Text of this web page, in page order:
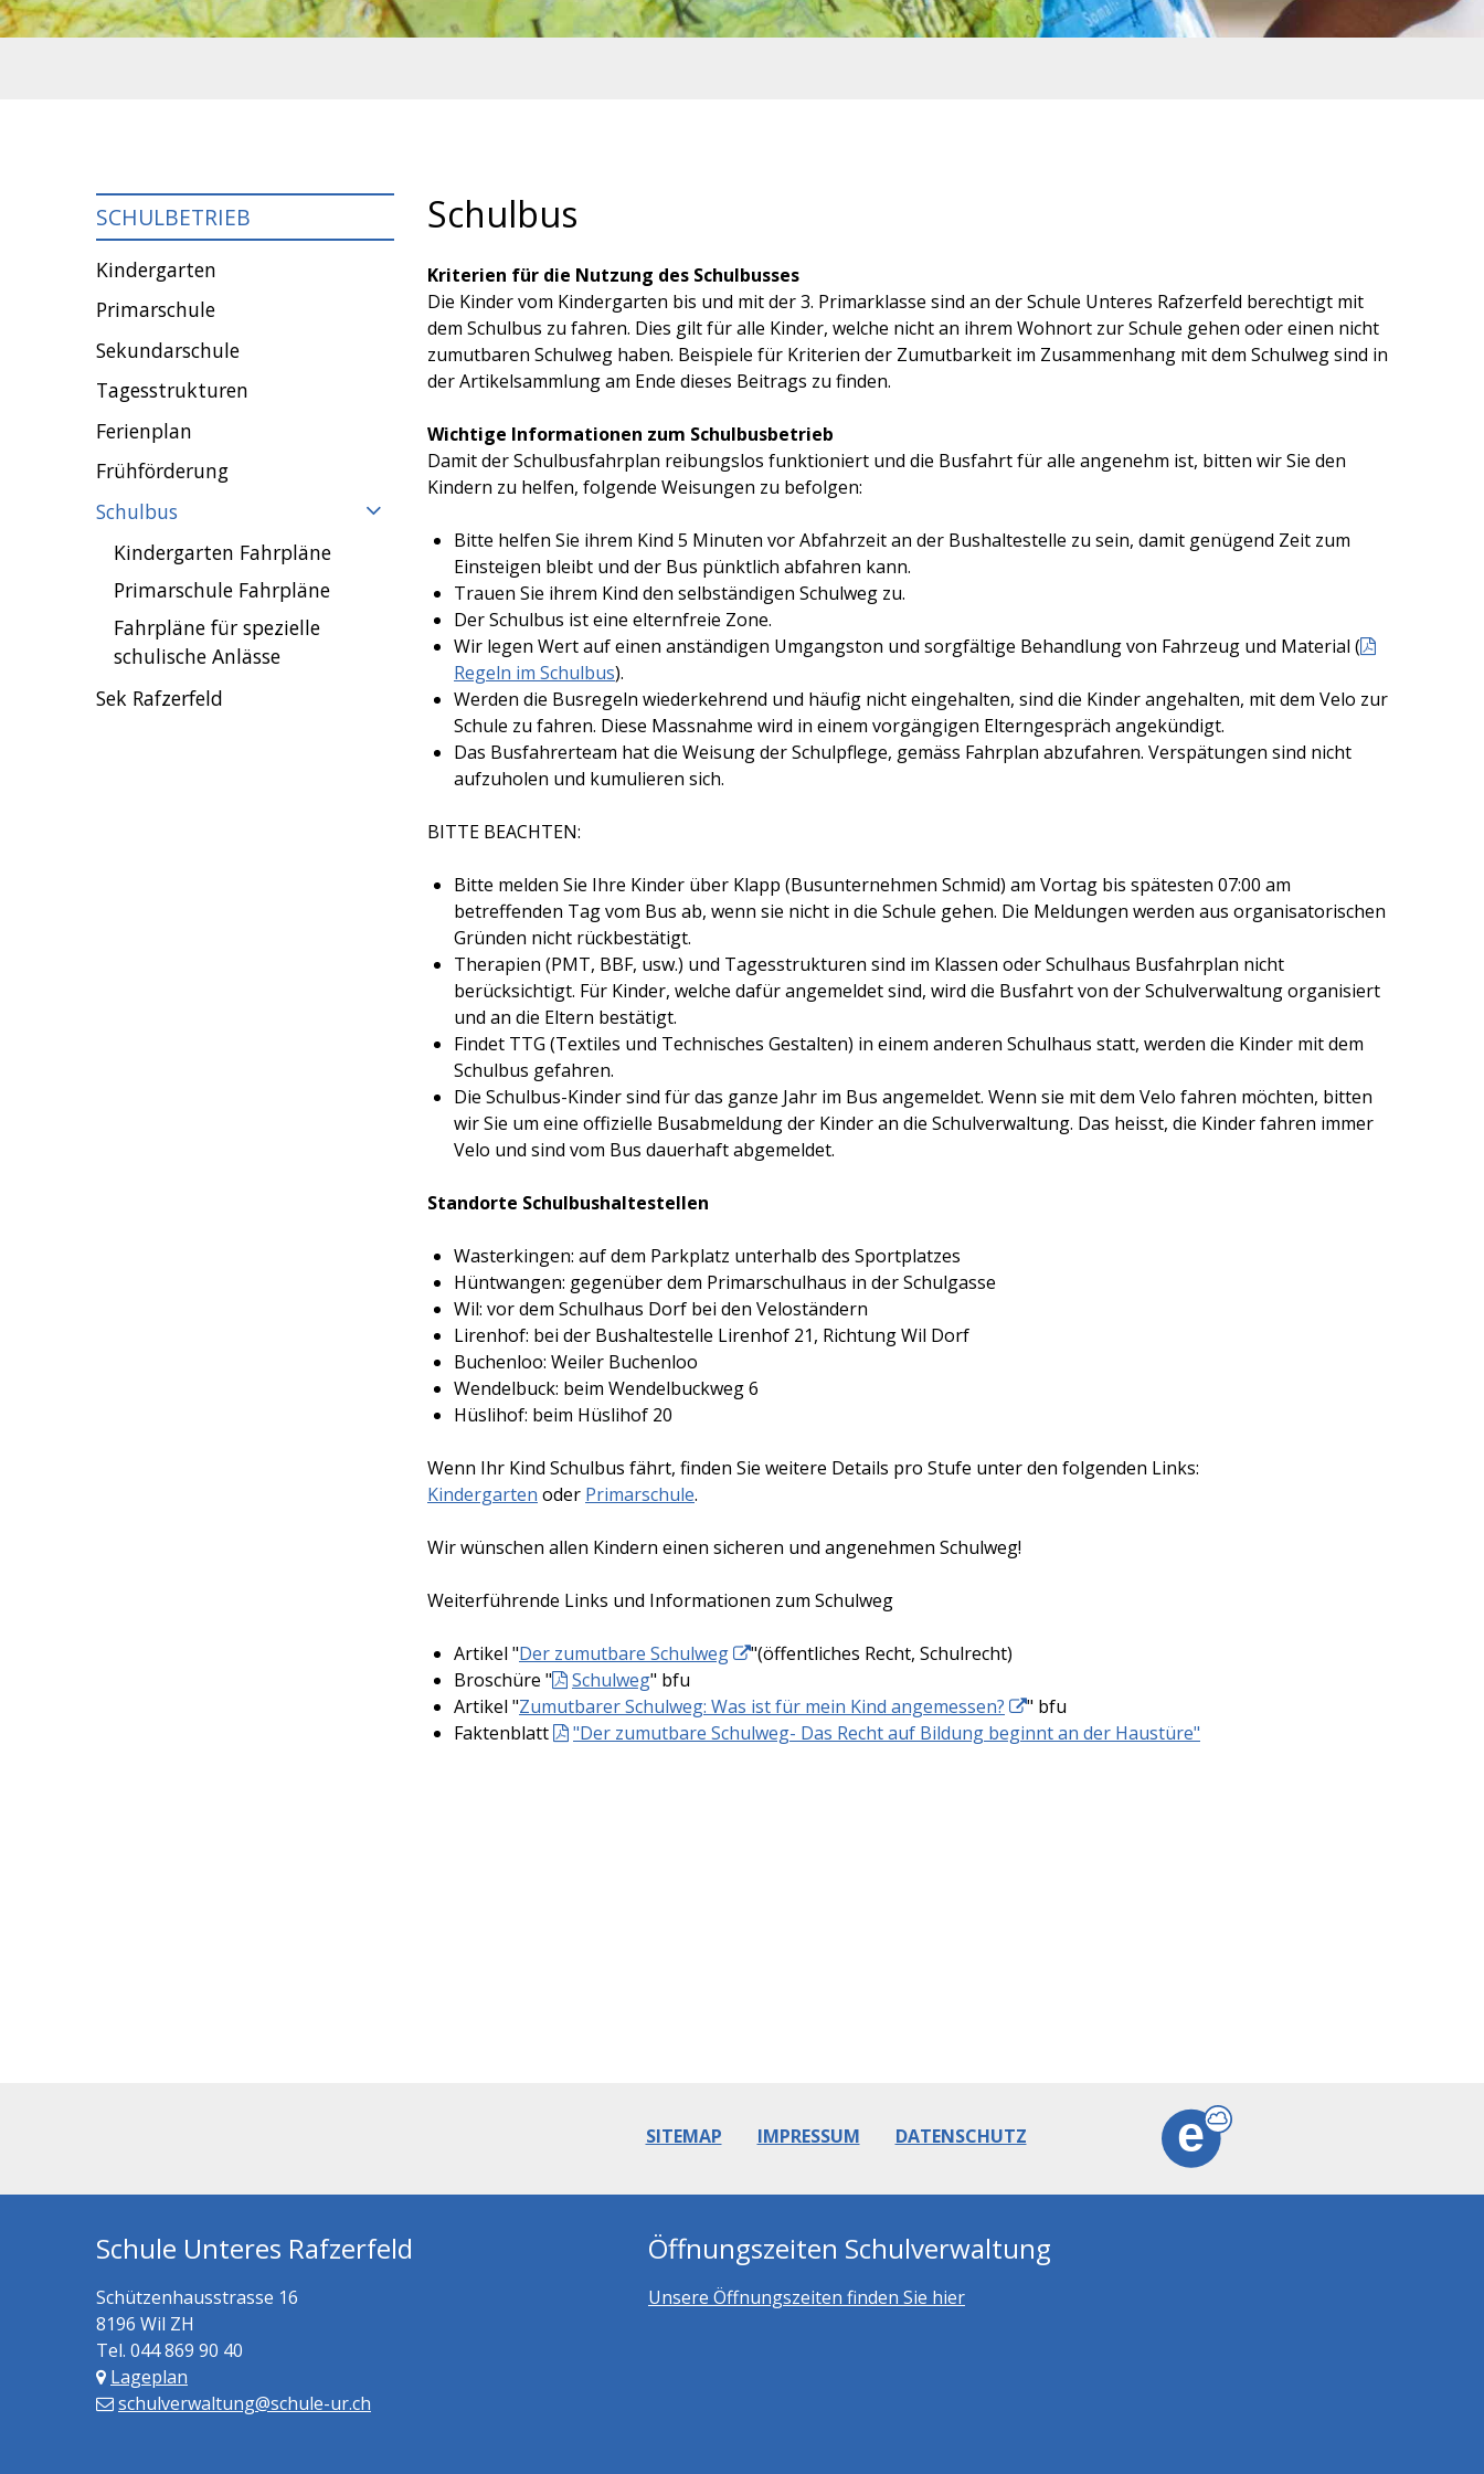
SCHULBETRIEB
Kindergarten
Primarschule
Sekundarschule
Tagesstrukturen
Ferienplan
Frühförderung
Schulbus
Kindergarten Fahrpläne
Primarschule Fahrpläne
Fahrpläne für spezielle
schulische Anlässe
Sek Rafzerfeld
Schulbus
Kriterien für die Nutzung des Schulbusses
Die Kinder vom Kindergarten bis und mit der 3. Primarklasse sind an der Schule Unteres Rafzerfeld berechtigt mit
dem Schulbus zu fahren. Dies gilt für alle Kinder, welche nicht an ihrem Wohnort zur Schule gehen oder einen nicht
zumutbaren Schulweg haben. Beispiele für Kriterien der Zumutbarkeit im Zusammenhang mit dem Schulweg sind in
der Artikelsammlung am Ende dieses Beitrags zu finden.
Wichtige Informationen zum Schulbusbetrieb
Damit der Schulbusfahrplan reibungslos funktioniert und die Busfahrt für alle angenehm ist, bitten wir Sie den
Kindern zu helfen, folgende Weisungen zu befolgen:
Bitte helfen Sie ihrem Kind 5 Minuten vor Abfahrzeit an der Bushaltestelle zu sein, damit genügend Zeit zum
Einsteigen bleibt und der Bus pünktlich abfahren kann.
Trauen Sie ihrem Kind den selbständigen Schulweg zu.
Der Schulbus ist eine elternfreie Zone.
Wir legen Wert auf einen anständigen Umgangston und sorgfältige Behandlung von Fahrzeug und Material (
Regeln im Schulbus).
Werden die Busregeln wiederkehrend und häufig nicht eingehalten, sind die Kinder angehalten, mit dem Velo zur
Schule zu fahren. Diese Massnahme wird in einem vorgängigen Elterngespräch angekündigt.
Das Busfahrerteam hat die Weisung der Schulpflege, gemäss Fahrplan abzufahren. Verspätungen sind nicht
aufzuholen und kumulieren sich.
BITTE BEACHTEN:
Bitte melden Sie Ihre Kinder über Klapp (Busunternehmen Schmid) am Vortag bis spätesten 07:00 am
betreffenden Tag vom Bus ab, wenn sie nicht in die Schule gehen. Die Meldungen werden aus organisatorischen
Gründen nicht rückbestätigt.
Therapien (PMT, BBF, usw.) und Tagesstrukturen sind im Klassen oder Schulhaus Busfahrplan nicht
berücksichtigt. Für Kinder, welche dafür angemeldet sind, wird die Busfahrt von der Schulverwaltung organisiert
und an die Eltern bestätigt.
Findet TTG (Textiles und Technisches Gestalten) in einem anderen Schulhaus statt, werden die Kinder mit dem
Schulbus gefahren.
Die Schulbus-Kinder sind für das ganze Jahr im Bus angemeldet. Wenn sie mit dem Velo fahren möchten, bitten
wir Sie um eine offizielle Busabmeldung der Kinder an die Schulverwaltung. Das heisst, die Kinder fahren immer
Velo und sind vom Bus dauerhaft abgemeldet.
Standorte Schulbushaltestellen
Wasterkingen: auf dem Parkplatz unterhalb des Sportplatzes
Hüntwangen: gegenüber dem Primarschulhaus in der Schulgasse
Wil: vor dem Schulhaus Dorf bei den Veloständern
Lirenhof: bei der Bushaltestelle Lirenhof 21, Richtung Wil Dorf
Buchenloo: Weiler Buchenloo
Wendelbuck: beim Wendelbuckweg 6
Hüslihof: beim Hüslihof 20
Wenn Ihr Kind Schulbus fährt, finden Sie weitere Details pro Stufe unter den folgenden Links:
Kindergarten oder Primarschule.
Wir wünschen allen Kindern einen sicheren und angenehmen Schulweg!
Weiterführende Links und Informationen zum Schulweg
Artikel "Der zumutbare Schulweg
"(öffentliches Recht, Schulrecht)
Broschüre "
Schulweg" bfu
Artikel "Zumutbarer Schulweg: Was ist für mein Kind angemessen?
" bfu
Faktenblatt
"Der zumutbare Schulweg- Das Recht auf Bildung beginnt an der Haustüre"
SITEMAP IMPRESSUM DATENSCHUTZ
ECLOUD
Schule Unteres Rafzerfeld
Schützenhausstrasse 16
8196 Wil ZH
Tel. 044 869 90 40
Lageplan
schulverwaltung@schule-ur.ch
Öffnungszeiten Schulverwaltung
Unsere Öffnungszeiten finden Sie hier